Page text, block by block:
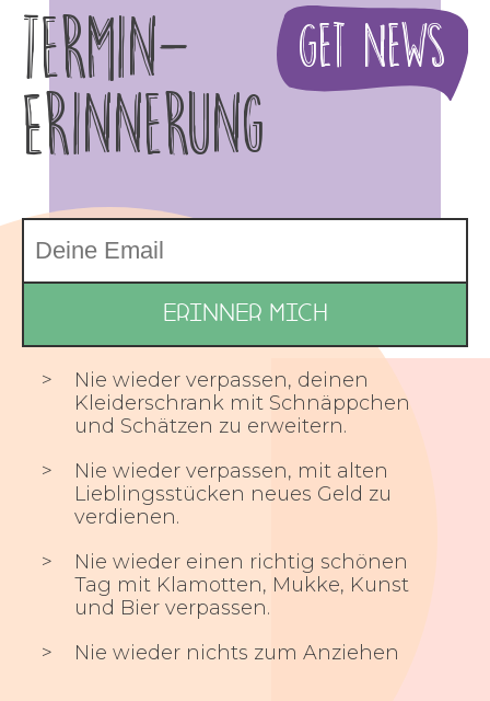
Termin-
Erinnerung
Get News
Nie wieder verpassen, deinen
Kleiderschrank mit Schnäppchen
und Schätzen zu erweitern.
Nie wieder verpassen, mit alten
Lieblingsstücken neues Geld zu
verdienen.
Nie wieder einen richtig schönen
Tag mit Klamotten, Mukke, Kunst
und Bier verpassen.
Nie wieder nichts zum Anziehen